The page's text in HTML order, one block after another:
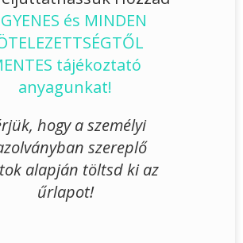
és MINDEN
tájékoztató
anyagunkat!
hogy a személyi
szereplő
alapján töltsd ki az
űrlapot!